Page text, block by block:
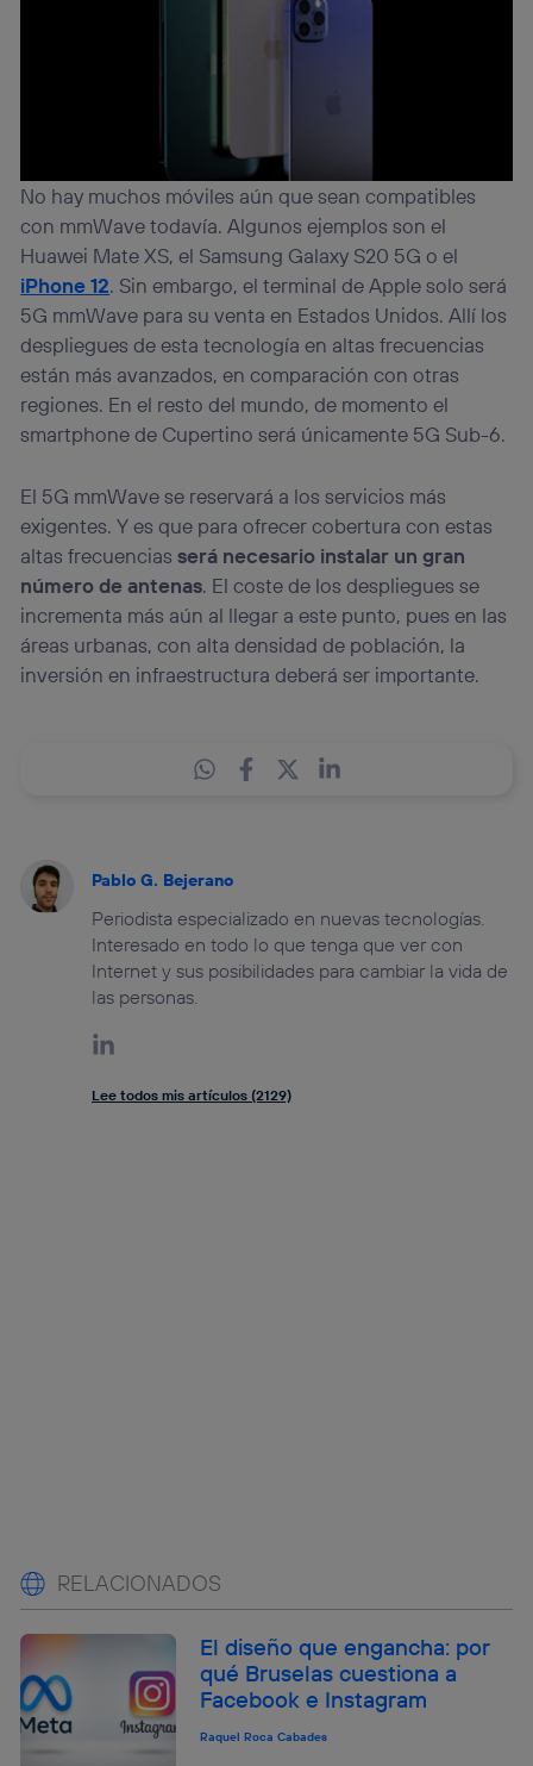
No hay muchos móviles aún que sean compatibles
con mmWave todavía. Algunos ejemplos son el
Huawei Mate XS, el Samsung Galaxy S20 5G o el
iPhone 12. Sin embargo, el terminal de Apple solo será
5G mmWave para su venta en Estados Unidos. Allí los
despliegues de esta tecnología en altas frecuencias
están más avanzados, en comparación con otras
regiones. En el resto del mundo, de momento el
smartphone de Cupertino será únicamente 5G Sub-6.
El 5G mmWave se reservará a los servicios más
exigentes. Y es que para ofrecer cobertura con estas
altas frecuenciasserá necesario instalar un gran
número de antenas. El coste de los despliegues se
incrementa más aún al llegar a este punto, pues en las
áreas urbanas, con alta densidad de población, la
inversión en infraestructura deberá ser importante.
Pablo G. Bejerano
Periodista especializado en nuevas tecnologías.
Interesado en todo lo que tenga que ver con
Internet y sus posibilidades para cambiar la vida de
las personas.
Lee todos mis artículos (2129)
RELACIONADOS
El diseño que engancha: por
qué Bruselas cuestiona a
Facebook e Instagram
Raquel Roca Cabades